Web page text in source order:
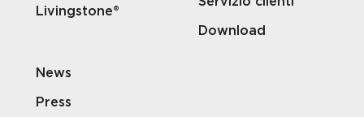
Livingstone®
Download
News
Press